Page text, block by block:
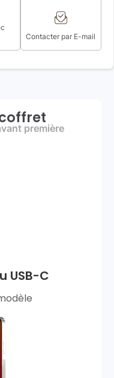
Contacter par E-mail
première
USB-C